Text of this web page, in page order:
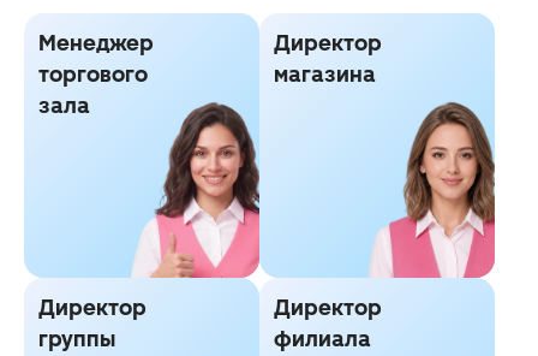
Менеджер
торгового
зала
Директор
магазина
Директор
группы
Директор
филиала